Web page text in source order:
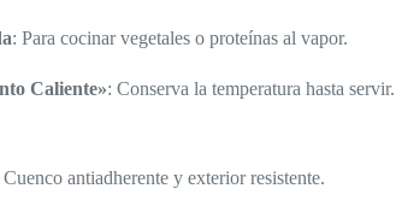
: Para cocinar vegetales o proteínas al vapor.
Caliente»: Conserva la temperatura hasta servir.
antiadherente y exterior resistente.